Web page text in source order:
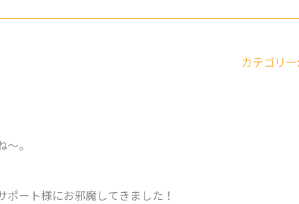
カテゴリ
。
ート様にお邪魔してきました！